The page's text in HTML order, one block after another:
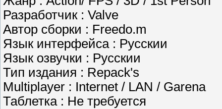
Разработчик : Valve
Автор сборки : Freedo.m
Язык интерфейса : Русскии
Язык озвучки : Русскии
Тип издания : Repack's
Multiplayer : Internet / LAN / Garena
Таблетка : Не требуется